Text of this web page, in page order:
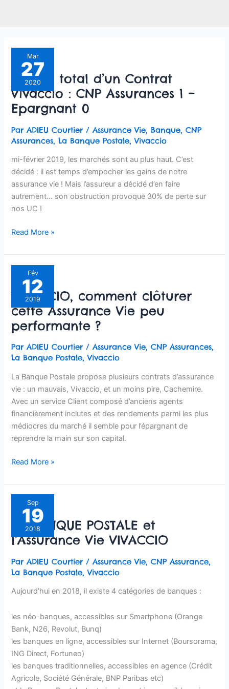
Mar
27
2020
Rachat total d’un Contrat
Vivaccio : CNP Assurances 1 –
Epargnant 0
ParADIEU Courtier /Assurance Vie, Banque,CNP
Assurances,La Banque Postale,Vivaccio
mi-février 2019, les marchés sont au plus haut. C’est
décidé : il est temps d’empocher les gains de notre
assurance vie ! Mais l’assureur a décidé d’en faire
autrement… son obstruction provoque 30% de perte sur
nos UC !
Rachat
total
d’un
Contrat
Vivaccio
:
CNP
Assurances
–
Epargnant
0
Read More »
Fév
12
2019
VIVACCIO, comment clôturer
cette Assurance Vie peu
performante ?
ParADIEU Courtier/Assurance Vie,CNP Assurances,
La Banque Postale,Vivaccio
La Banque Postale propose plusieurs contrats d’assurance
vie : un mauvais, Vivaccio, et un moins pire, Cachemire.
Avec un service Client composé d’anciens agents
financièrement inclutes et des rendements parmi les plus
médiocres du marché il semble pour l’épargnant de
reprendre la main sur son capital.
VIVACCIO,
comment
clôturer
cette
Assurance
Vie
peu
performante
Read More »
Sep
19
2018
La BANQUE POSTALE et
l’Assurance Vie VIVACCIO
ParADIEU Courtier /Assurance Vie,CNP Assurance,
La Banque Postale,Vivaccio
Aujourd’hui en 2018, il existe 4 catégories de banques :
les néo-banques, accessibles sur Smartphone (Orange
Bank, N26, Revolut, Bunq)
les banques en ligne, accessibles sur Internet (Boursorama,
ING Direct, Fortuneo)
les banques traditionnelles, accessibles en agence (Crédit
Agricole, Société Générale, BNP Paribas etc)
BANQUE
POSTALE
et
Vie
VIVACCIO